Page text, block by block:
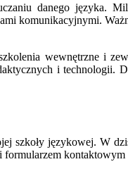
danego języka.
komunikacyjnymi.
wewnętrzne i
i technologii.
szkoły językowej. W